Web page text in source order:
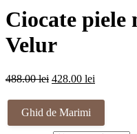
Ciocate
Velur
488.00lei Prețul
a
fost:
488.00 lei.
428.00 lei
este:
Ghid de Marimi